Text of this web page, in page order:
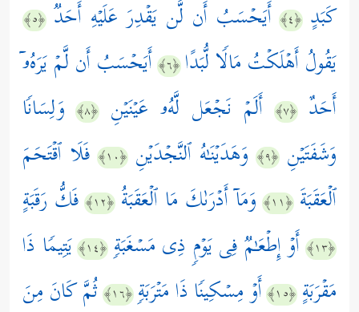
كَبَدٍ ﴿٤﴾ أَیَحۡسَبُ أَن لَّن یَقۡدِرَ عَلَیۡهِ أَحَدࣱ ﴿٥﴾
یَقُولُ أَهۡلَكۡتُ مَالࣰا لُّبَدًا ﴿٦﴾
أَیَحۡسَبُ أَن لَّمۡ یَرَهُۥۤ
أَحَدٌ ﴿٧﴾ أَلَمۡ نَجۡعَل لَّهُۥ عَیۡنَیۡنِ ﴿٨﴾
وَلِسَانࣰا
وَشَفَتَیۡنِ ﴿٩﴾ وَهَدَیۡنَـٰهُ ٱلنَّجۡدَیۡنِ ﴿١٠﴾
فَلَا ٱقۡتَحَمَ
ٱلۡعَقَبَةَ ﴿١١﴾ وَمَاۤ أَدۡرَىٰكَ مَا ٱلۡعَقَبَةُ ﴿١٢﴾ فَكُّ رَقَبَةٍ
﴿١٣﴾ أَوۡ إِطۡعَـٰمࣱ فِی یَوۡمࣲ ذِی مَسۡغَبَةࣲ ﴿١٤﴾
یَتِیمࣰا ذَا
مَقۡرَبَةٍ ﴿١٥﴾ أَوۡ مِسۡكِینࣰا ذَا مَتۡرَبَةࣲ ﴿١٦﴾
ثُمَّ كَانَ مِنَ